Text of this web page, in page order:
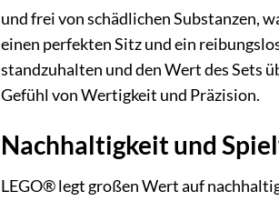
und frei von schädlichen Substanzen,
einen perfekten Sitz und ein
standzuhalten und den Wert des Sets
Gefühl von Wertigkeit und Präzision.
Nachhaltigkeit und
LEGO® legt großen Wert auf